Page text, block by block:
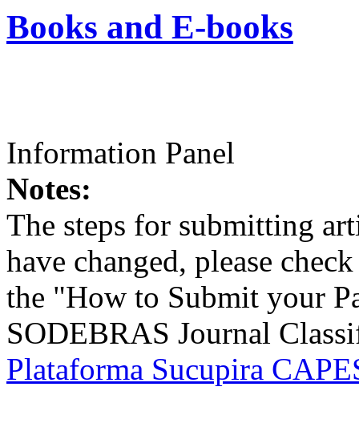
Books and E-books
Information Panel
Notes:
The steps for submitting
have changed, please
the "How to Submit your
SODEBRAS Journal
Plataforma Sucupira